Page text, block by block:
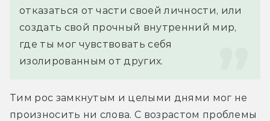
отказаться от части своей личности, или
создать свой прочный внутренний мир,
где ты мог чувствовать себя
изолированным от других.
Тим рос замкнутым и целыми днями мог не
произносить ни слова. С возрастом проблемы